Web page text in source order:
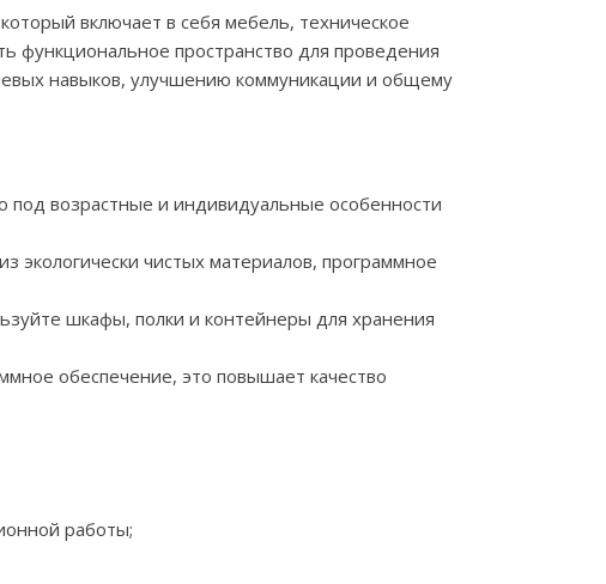
включает в себя мебель, техническое
функциональное пространство для проведения
навыков, улучшению коммуникации и общему
возрастные и индивидуальные особенности
чистых материалов, программное
шкафы, полки и контейнеры для хранения
обеспечение, это повышает качество
работы;